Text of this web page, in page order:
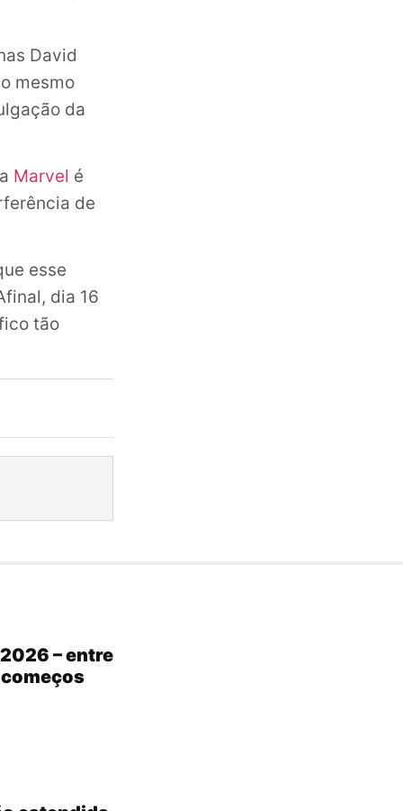
David
mesmo
da
Marvel é
de
esse
dia 16
tão
– entre